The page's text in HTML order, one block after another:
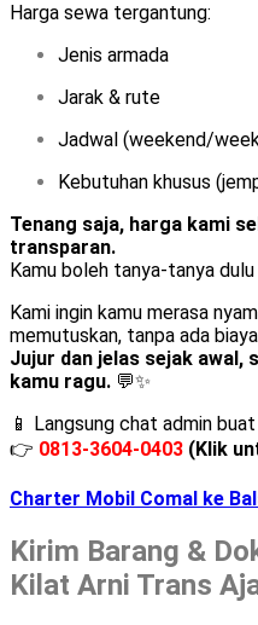
Harga sewa tergantung:
Jenis armada
Jarak & rute
Jadwal (weekend/
Kebutuhan khusus
Tenang saja, harga kami
transparan.
Kamu boleh tanya-tanya
Kami ingin kamu merasa
memutuskan, tanpa ada
Jujur dan jelas sejak awal,
kamu ragu. 💬✨
📱 Langsung chat admin
👉 0813-3604-0403 (Klik
Charter Mobil Comal ke
Kirim Barang &
Kilat Arni Trans